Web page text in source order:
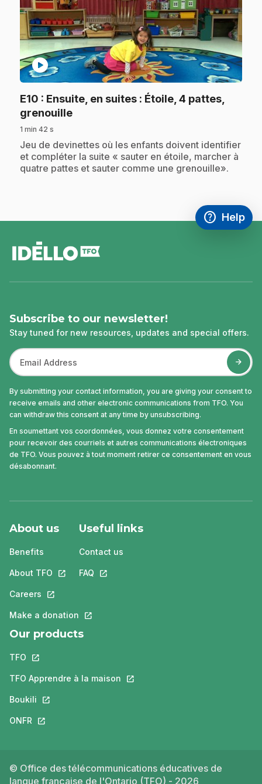
play_circle
E10 : Ensuite, en suites : Étoile, 4 pattes,
grenouille.
1 min 42 s
.Jeu de devinettes où les enfants doivent identifier
et compléter la suite « sauter en étoile, marcher à
quatre pattes et sauter comme une grenouille».
help
Access
Help
,This link
Subscribe to our newsletter!
Stay tuned for new resources, updates and special offers.
By submitting your contact information, you are giving your consent to
receive emails and other electronic communications from TFO. You
can withdraw this consent at any time by unsubscribing.
En soumettant vos coordonnées, vous donnez votre consentement
pour recevoir des courriels et autres communications électroniques
de TFO. Vous pouvez à tout moment retirer ce consentement en vous
désabonnant.
About us
Benefits
About TFO This link will open in a new tab.
Careers This link will open in a new tab.
Make a donation This link will open in a new tab.
Useful links
Contact us
FAQ This link will open in a new tab.
Our products
TFO This link will open in a new tab.
TFO Apprendre à la maison This link will open in a new tab.
Boukili This link will open in a new tab.
ONFR This link will open in a new tab.
© Office des télécommunications éducatives de
langue française de l'Ontario (TFO) - 2026